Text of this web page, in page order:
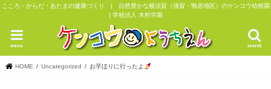
こころ・からだ・あたまの健康づくり | 自然豊かな横須賀（浦賀・鴨居地区）のケンコウ幼稚園
| 学校法人 木村学園
search
menu
HOME Uncategorized お芋ほりに行ったよ